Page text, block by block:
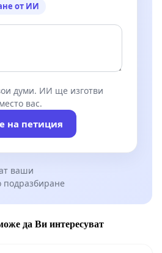
от ИИ
думи. ИИ ще изготви
вас.
на петиция
ваши
подразбиране
да Ви интересуват